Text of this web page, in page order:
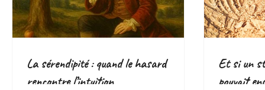
La sérendipité : quand le hasard
rencontre l’intuition
Et si un
pouvait